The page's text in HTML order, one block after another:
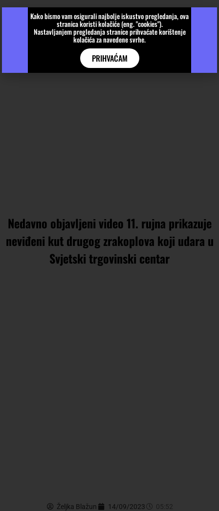
Nedavno objavljeni video 11. rujna prikazuje
neviđeni kut drugog zrakoplova koji udara u
Svjetski trgovinski centar
Željka Blažun 14/09/2023
05:52
Kako bismo vam osigurali najbolje iskustvo pregledanja, ova
stranica koristi kolačiće (eng. "cookies").
Nastavljanjem pregledanja stranice prihvaćate korištenje
kolačića za navedene svrhe.
PRIHVAĆAM